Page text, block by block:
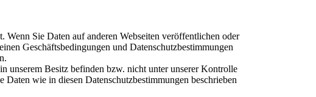
Sie Daten auf anderen Webseiten veröffentlichen oder
Geschäftsbedingungen und Datenschutzbestimmungen
unserem Besitz befinden bzw. nicht unter unserer Kontrolle
wie in diesen Datenschutzbestimmungen beschrieben